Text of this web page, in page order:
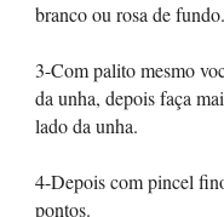
branco ou rosa de fundo.
3-Com palito mesmo
da unha, depois faça
lado da unha.
4-Depois com pincel
pontos.